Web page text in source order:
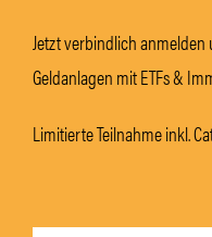
Jetzt verbindlich
Geldanlagen mit ETFs &
Limitierte Teilnahme inkl.